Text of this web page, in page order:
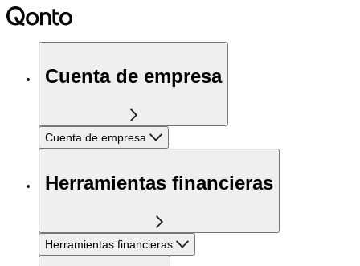
Cuenta de empresa
Cuenta de empresa
Herramientas financieras
Herramientas financieras